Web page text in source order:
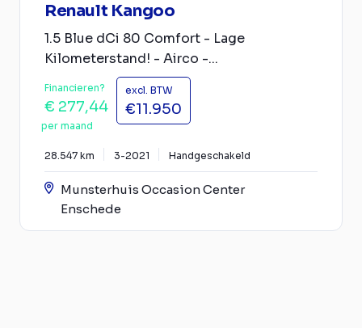
Renault Kangoo
1.5 Blue dCi 80 Comfort - Lage
Kilometerstand! - Airco -...
Financieren?
€ 277,44
per maand
excl. BTW
€11.950
28.547 km 3-2021 Handgeschakeld
Munsterhuis Occasion Center
Enschede